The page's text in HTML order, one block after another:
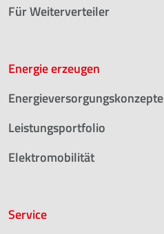
Für Weiterverteiler
Energie erzeugen
Energieversorgungskonzepte
Leistungsportfolio
Elektromobilität
Service